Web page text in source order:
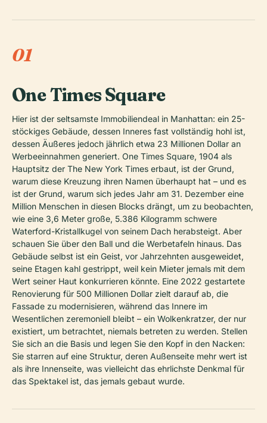
01
One Times Square
Hier ist der seltsamste Immobiliendeal in Manhattan: ein 25-
stöckiges Gebäude, dessen Inneres fast vollständig hohl ist,
dessen Äußeres jedoch jährlich etwa 23 Millionen Dollar an
Werbeeinnahmen generiert. One Times Square, 1904 als
Hauptsitz der The New York Times erbaut, ist der Grund,
warum diese Kreuzung ihren Namen überhaupt hat – und es
ist der Grund, warum sich jedes Jahr am 31. Dezember eine
Million Menschen in diesen Blocks drängt, um zu beobachten,
wie eine 3,6 Meter große, 5.386 Kilogramm schwere
Waterford-Kristallkugel von seinem Dach herabsteigt. Aber
schauen Sie über den Ball und die Werbetafeln hinaus. Das
Gebäude selbst ist ein Geist, vor Jahrzehnten ausgeweidet,
seine Etagen kahl gestrippt, weil kein Mieter jemals mit dem
Wert seiner Haut konkurrieren könnte. Eine 2022 gestartete
Renovierung für 500 Millionen Dollar zielt darauf ab, die
Fassade zu modernisieren, während das Innere im
Wesentlichen zeremoniell bleibt – ein Wolkenkratzer, der nur
existiert, um betrachtet, niemals betreten zu werden. Stellen
Sie sich an die Basis und legen Sie den Kopf in den Nacken:
Sie starren auf eine Struktur, deren Außenseite mehr wert ist
als ihre Innenseite, was vielleicht das ehrlichste Denkmal für
das Spektakel ist, das jemals gebaut wurde.